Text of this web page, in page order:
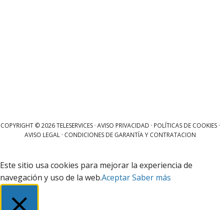
COPYRIGHT © 2026 TELESERVICES · AVISO PRIVACIDAD · POLÍTICAS DE COOKIES·
AVISO LEGAL· CONDICIONES DE GARANTÍA Y CONTRATACION
Este sitio usa cookies para mejorar la experiencia de
navegación y uso de la web.AceptarSaber más